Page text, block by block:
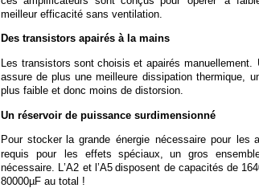
meilleur efficacité sans ventilation.
Des transistors apairés à la mains
Les transistors sont choisis et apairés manuellement.
assure de plus une meilleure dissipation thermique,
plus faible et donc moins de distorsion.
Un réservoir de puissance surdimensionné
Pour stocker la grande énergie nécessaire pour les
requis
pour les effets spéciaux, un gros
nécessaire.
L’A2 et l’A5 disposent de capacités de
80000µF au total !